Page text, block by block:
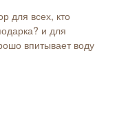
для всех, кто
и для
впитывает воду